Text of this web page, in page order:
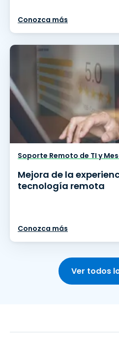
Conozca más
Soporte Remoto de TI y
Mejora de la
tecnología remota
Conozca más
Ver todos